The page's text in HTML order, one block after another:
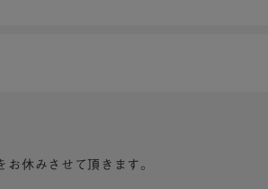
休みさせて頂きます。